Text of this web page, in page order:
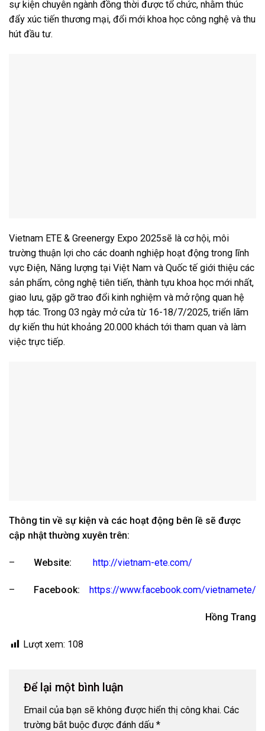
sự kiện chuyên ngành đồng thời được tổ chức, nhằm thúc
đẩy xúc tiến thương mại, đổi mới khoa học công nghệ và thu
hút đầu tư.
Vietnam ETE & Greenergy Expo 2025sẽ là cơ hội, môi
trường thuận lợi cho các doanh nghiệp hoạt động trong lĩnh
vực Điện, Năng lượng tại Việt Nam và Quốc tế giới thiệu các
sản phẩm, công nghệ tiên tiến, thành tựu khoa học mới nhất,
giao lưu, gặp gỡ trao đổi kinh nghiệm và mở rộng quan hệ
hợp tác. Trong 03 ngày mở cửa từ 16-18/7/2025, triển lãm
dự kiến thu hút khoảng 20.000 khách tới tham quan và làm
việc trực tiếp.
Thông tin về sự kiện và các hoạt động bên lề sẽ được
cập nhật thường xuyên trên:
– Website: http://vietnam-ete.com/
– Facebook: https://www.facebook.com/vietnamete/
Hồng Trang
Lượt xem: 108
Để lại một bình luận
Email của bạn sẽ không được hiển thị công khai. Các
trường bắt buộc được đánh dấu *